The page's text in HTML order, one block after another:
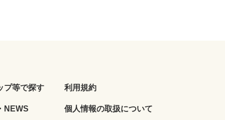
プ等で探す
NEWS
利用規約
個人情報の取扱について